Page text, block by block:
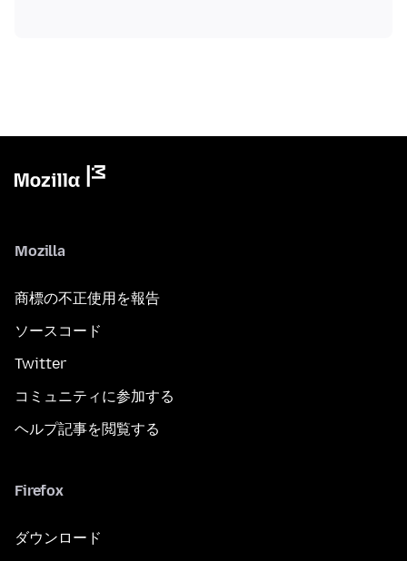
Mozilla
商標の不正使用を報告
ソースコード
Twitter
コミュニティに参加する
ヘルプ記事を閲覧する
Firefox
ダウンロード